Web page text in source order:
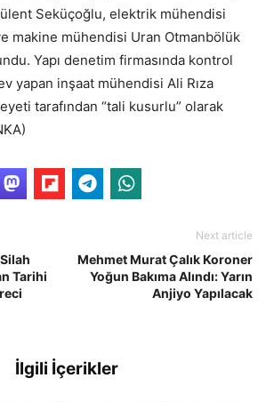
Seküçoğlu, elektrik mühendisi
makine mühendisi Uran Otmanbölük
Yapı denetim firmasında kontrol
yapan inşaat mühendisi Ali Rıza
tarafından “tali kusurlu” olarak
Tarihi
Next article
Mehmet Murat Çalık Koroner
Yoğun Bakıma Alındı: Yarın
Anjiyo Yapılacak
İlgili İçerikler